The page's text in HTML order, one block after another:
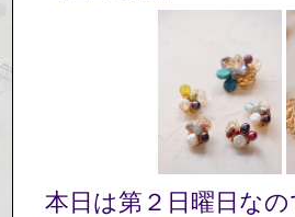
本日は第２日曜日な